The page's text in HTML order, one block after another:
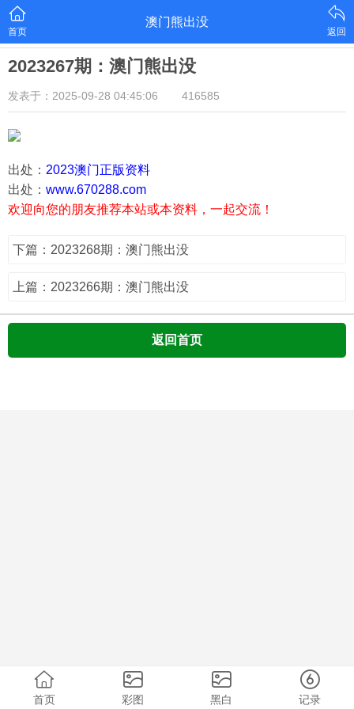
首页
澳门熊出没
返回
2023267期：澳门熊出没
发表于：2025-09-28 04:45:06 416585
出处： 2023澳门正版资料
出处： www.670288.com
欢迎向您的朋友推荐本站或本资料，一起交流！
下篇：2023268期：澳门熊出没
上篇：2023266期：澳门熊出没
返回首页
首页 彩图 黑白 记录